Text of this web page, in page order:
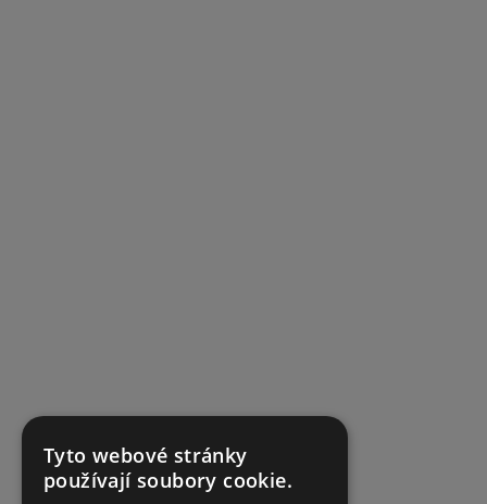
Tyto webové stránky
používají soubory cookie.